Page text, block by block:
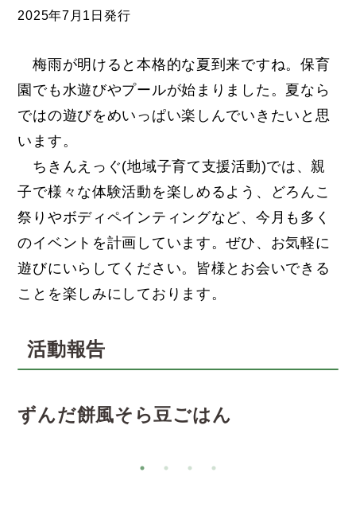
2025年7月1日発行
梅雨が明けると本格的な夏到来ですね。保育
園でも水遊びやプールが始まりました。夏なら
ではの遊びをめいっぱい楽しんでいきたいと思
います。
ちきんえっぐ(地域子育て支援活動)では、親
子で様々な体験活動を楽しめるよう、どろんこ
祭りやボディペインティングなど、今月も多く
のイベントを計画しています。ぜひ、お気軽に
遊びにいらしてください。皆様とお会いできる
ことを楽しみにしております。
活動報告
ずんだ餅風そら豆ごはん